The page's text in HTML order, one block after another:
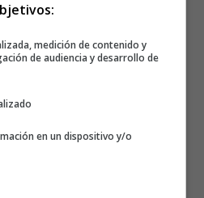
en una
de Dibujo
Hoy te traigo una
medición de contenido y
de audiencia y desarrollo de
en un dispositivo y/o